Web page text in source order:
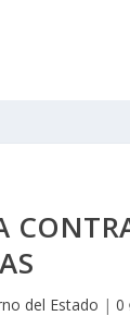
del Estado | 0